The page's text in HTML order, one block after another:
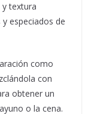
y textura
especiados de
como
con
obtener un
o la cena.